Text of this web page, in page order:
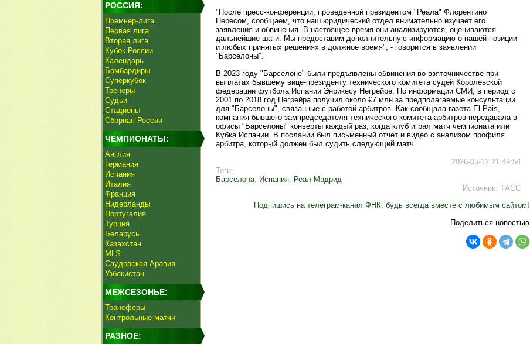
РОССИЯ:
Премьер-лига
Первая лига
Вторая лига
Кубок России
Календарь
Бомбардиры
Суперкубок
Тренеры
Судьи
Стадионы
Сборная России
ЧЕМПИОНАТЫ:
Англия
Германия
Испания
Италия
Франция
Нидерланды
Португалия
Турция
Беларусь
Казахстан
MLS
Саудовская Аравия
Узбекистан
МЕЖСЕЗОНЬЕ:
Трансферы
Контрольные матчи
РАЗНОЕ:
"После пресс-конференции, проведенной президентом "Реала" Флорентино
Пересом, сообщаем, что наш юридический отдел внимательно изучает его
заявления и обвинения. В настоящее время они анализируются, оцениваются
дальнейшие шаги. Мы предоставим дополнительную информацию о нашей позиции
и любых принятых решениях в должное время", - говорится в заявлении
"Барселоны".
В 2023 году "Барселоне" были предъявлены обвинения во взяточничестве при
выплатах бывшему вице-президенту технического комитета судей Королевской
федерации футбола Испании Энрикесу Негрейре. По информации СМИ, в период с
2001 по 2018 год Негрейра получил около €7 млн за предполагаемые консультации
для "Барселоны", связанные с работой арбитров. Как сообщала газета El Pais,
компания бывшего зампредседателя технического комитета арбитров передавала в
офисы "Барселоны" конверты каждый раз, когда клуб играл матч чемпионата или
Кубка Испании. В послании был письменный отчет и видео с анализом профиля
арбитра, который должен был судить следующий матч.
2026-05-12 21:49:54
Теги:
Барселона, Испания, Реал Мадрид
Источник: ТАСС
Подпишись на телеграм-канал ФНК, будь всегда вместе с любимым сайтом!
Поделиться новостью